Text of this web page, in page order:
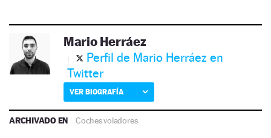
Mario Herráez
Perfil de Mario Herráez en
Twitter
VER BIOGRAFÍA
ARCHIVADO EN Coches voladores